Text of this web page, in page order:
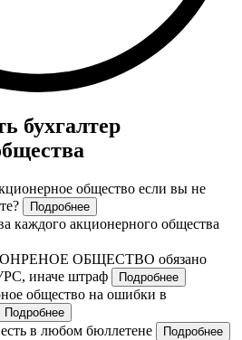
бухгалтер
общество если вы не
Подробнее
каждого акционерного общества
ОБЩЕСТВО обязано
иначе штраф
Подробнее
общество на ошибки в
Подробнее
в любом бюллетене Подробнее